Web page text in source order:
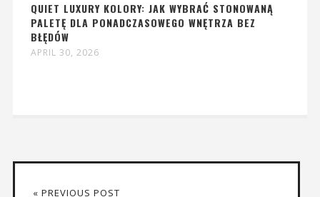
QUIET LUXURY KOLORY: JAK WYBRAĆ STONOWANĄ
PALETĘ DLA PONADCZASOWEGO WNĘTRZA BEZ
BŁĘDÓW
APRIL 30, 2026
« PREVIOUS POST